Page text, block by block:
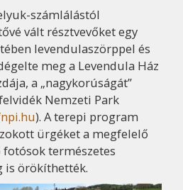
számlálástól
vált résztvevőket egy
levendulaszörppel és
meg a Levendula Ház
a „nagykorúságát”
Nemzeti Park
). A terepi program
ürgéket a megfelelő
természetes
is örökíthették.